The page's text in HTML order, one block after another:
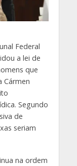
Federal
a lei de
que
Cármen
Segundo
de
seriam
na ordem